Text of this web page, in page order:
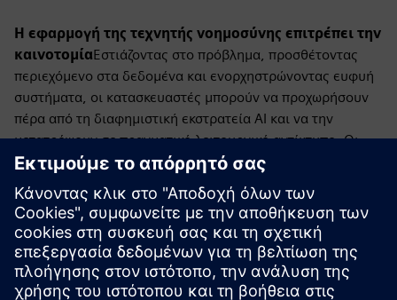
Η εφαρμογή της τεχνητής νοημοσύνης επιτρέπει την
καινοτομίαΕστιάζοντας στο πρόβλημα, προσθέτοντας
περιεχόμενο στα δεδομένα και ενορχηστρώνοντας ευφυή
συστήματα, οι κατασκευαστές μπορούν να προχωρήσουν
πέρα από τη διαφημιστική εκστρατεία AI και να την
μετατρέψουν σε πραγματικό λειτουργικό αντίκτυπο. Οι
εταιρείες που το καταφέρνουν όχι μόνο θα
και μια βάση για το επόμενο κύμα βιομηχανικής
καινοτομίας.
ΕπίσκεψηSiemensγια να δούμε πώς βοηθάμε τους
κατασκευαστές να φέρουν την τεχνητή νοημοσύνη σε